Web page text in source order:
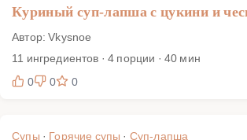
Куриный суп-лапша с цукини и
Автор: Vkysnoe
11 ингредиентов · 4 порции · 40 мин
0
0 0
Супы · Горячие супы · Суп-лапша